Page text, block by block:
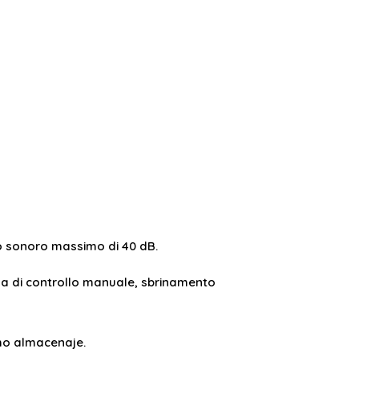
massimo di 40 dB.
di controllo manuale, sbrinamento
almacenaje.